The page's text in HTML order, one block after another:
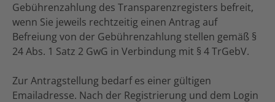
Gebührenzahlung des Transparenzregisters befreit,
wenn Sie jeweils rechtzeitig einen Antrag auf
Befreiung von der Gebührenzahlung stellen gemäß §
24 Abs. 1 Satz 2 GwG in Verbindung mit § 4 TrGebV.
Zur Antragstellung bedarf es einer gültigen
Emailadresse. Nach der Registrierung und dem Login